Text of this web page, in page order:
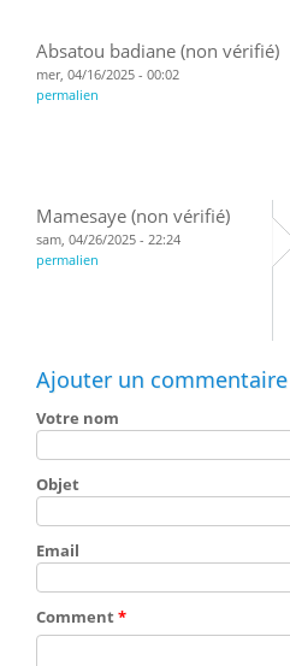
Absatou badiane (non vérifié)
mer, 04/16/2025 - 00:02
permalien
Mamesaye (non vérifié)
sam, 04/26/2025 - 22:24
permalien
Ajouter un commentaire
Votre nom
Objet
Email
Comment*